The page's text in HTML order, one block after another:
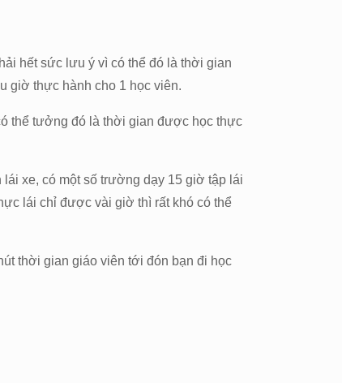
hết sức lưu ý vì có thể đó là thời gian
giờ thực hành cho 1 học viên.
thể tưởng đó là thời gian được học thực
xe, có một số trường dạy 15 giờ tập lái
lái chỉ được vài giờ thì rất khó có thể
thời gian giáo viên tới đón bạn đi học